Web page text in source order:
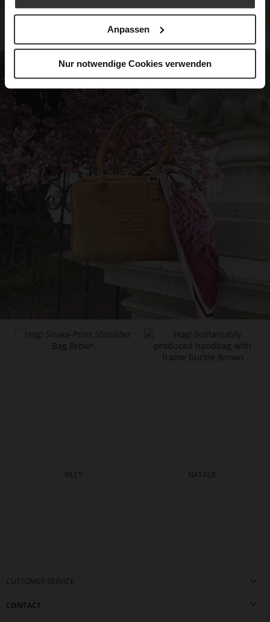
Anpassen
Nur notwendige Cookies verwenden
RILEY NATALIE
CUSTOMER SERVICE
CONTACT